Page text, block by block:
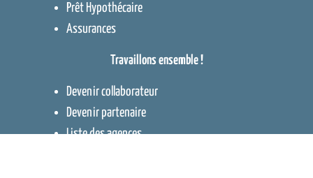
Prêt Hypothécaire
Assurances
Travaillons ensemble !
Devenir collaborateur
Devenir partenaire
Liste des agences